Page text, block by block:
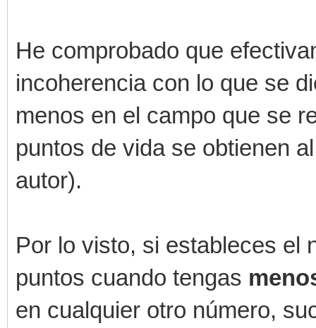
He comprobado que
incoherencia con lo que se
menos en el campo que se
puntos de vida se obtienen
autor).
Por lo visto, si estableces el
puntos cuando tengas
en cualquier otro número,